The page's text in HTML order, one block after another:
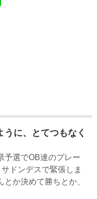
うに、とてつもなく
予選でOB達のプレー
ドンデスで緊張しま
とか決めて勝ちとか、